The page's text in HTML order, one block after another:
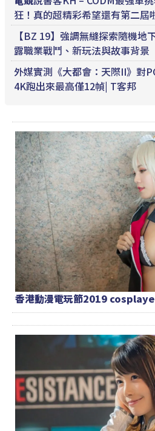
狂！真的超精彩希望還有第二屆
【BZ 19】強調無縫探索隨機地
露職業戰鬥、新玩法與故事背景
外媒實測《大都會：天際II》對
4K跑出來最高僅12幀| T客邦
香港動漫電玩節2019